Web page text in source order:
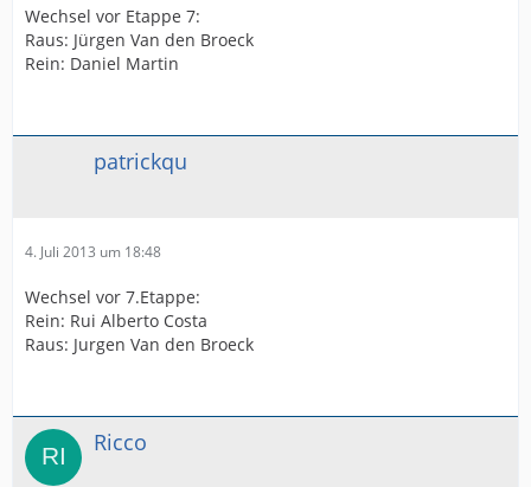
Wechsel vor Etappe 7:
Raus: Jürgen Van den Broeck
Rein: Daniel Martin
patrickqu
4. Juli 2013 um 18:48
Wechsel vor 7.Etappe:
Rein: Rui Alberto Costa
Raus: Jurgen Van den Broeck
Ricco